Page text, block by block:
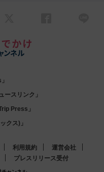
ースリンク」
Press」
クス)」
利用規約
運営会社
プレスリリース受付